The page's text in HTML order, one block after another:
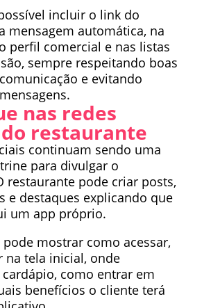
incluir o link do
mensagem automática, na
perfil comercial e nas listas
sempre respeitando boas
e evitando
nas redes
restaurante
continuam sendo uma
para divulgar o
restaurante pode criar posts,
e destaques explicando que
um app próprio.
mostrar como acessar,
na tela inicial, onde
como entrar em
benefícios o cliente terá